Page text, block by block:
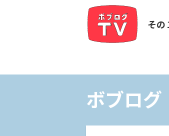
その
ボブログ